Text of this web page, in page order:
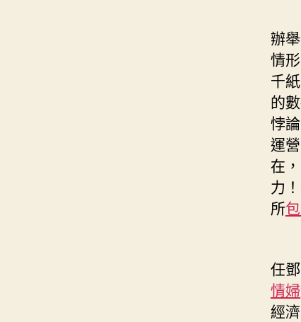
辦
情
千
的
悖
運
在
力
所
任
情婦
經